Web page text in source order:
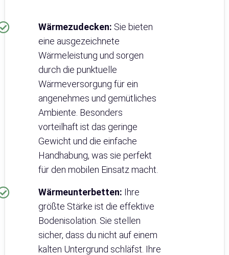
Wärmezudecken: Sie bieten
eine ausgezeichnete
Wärmeleistung und sorgen
durch die punktuelle
Wärmeversorgung für ein
angenehmes und gemütliches
Ambiente. Besonders
vorteilhaft ist das geringe
Gewicht und die einfache
Handhabung, was sie perfekt
für den mobilen Einsatz macht.
Wärmeunterbetten: Ihre
größte Stärke ist die effektive
Bodenisolation. Sie stellen
sicher, dass du nicht auf einem
kalten Untergrund schläfst. Ihre